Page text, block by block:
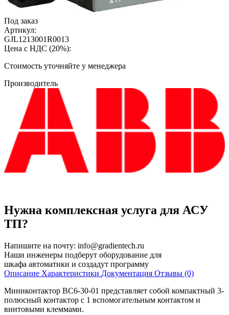
Под заказ
Артикул:
GJL1213001R0013
Цена с НДС (20%):
Cтоимость уточняйте у менеджера
Производитель
Нужна комплексная услуга для АСУ
ТП?
Напишите на почту: info@gradientech.ru
Наши инженеры подберут оборудование для
шкафа автоматики и создадут программу
Описание Характеристики Документация Отзывы (0)
Миниконтактор BC6-30-01 представляет собой компактный 3-
полюсный контактор с 1 вспомогательным контактом и
винтовыми клеммами.